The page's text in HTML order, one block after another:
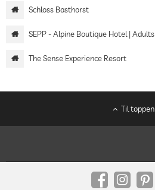
Schloss Basthorst
SEPP - Alpine Boutique Hotel |
The Sense Experience Resort
Til toppen